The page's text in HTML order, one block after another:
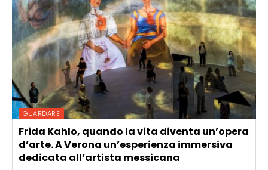
GUARDARE
Frida Kahlo, quando la vita diventa un’opera
d’arte. A Verona un’esperienza immersiva
dedicata all’artista messicana